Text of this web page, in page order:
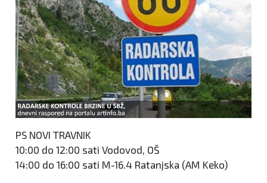
PS NOVI TRAVNIK
10:00 do 12:00 sati Vodovod, OŠ
14:00 do 16:00 sati M-16.4 Ratanjska (AM Keko)